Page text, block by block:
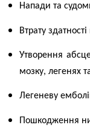
Напади та
Втрату
Утворення
мозку, легенях
Легеневу
Пошкодження